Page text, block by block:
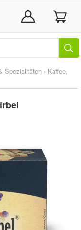
Spezialitäten › Kaffee,